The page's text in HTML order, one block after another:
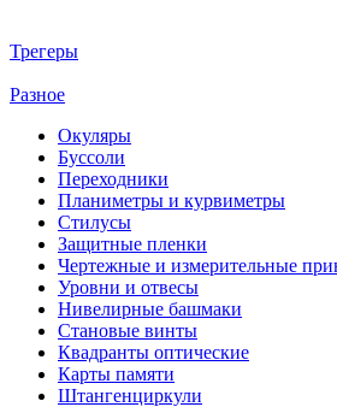
Трегеры
Разное
Окуляры
Буссоли
Переходники
Планиметры и курвиметры
Стилусы
Защитные пленки
Чертежные и измерительные
Уровни и отвесы
Нивелирные башмаки
Становые винты
Квадранты оптические
Карты памяти
Штангенциркули